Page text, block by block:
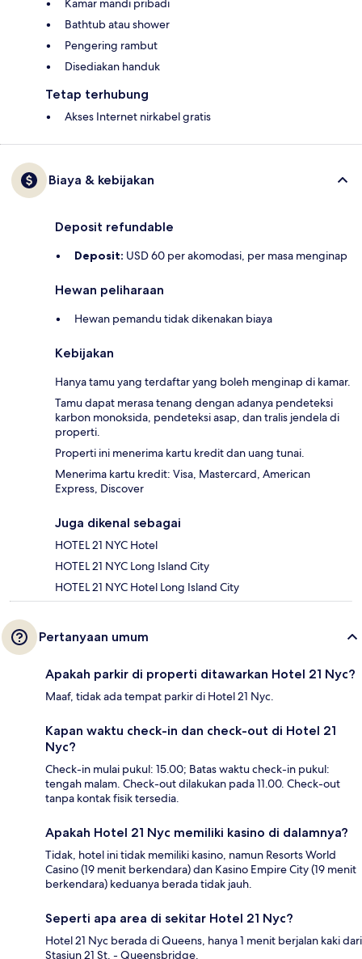
Kamar mandi pribadi
Bathtub atau shower
Pengering rambut
Disediakan handuk
Tetap terhubung
Akses Internet nirkabel gratis
Biaya & kebijakan
Deposit refundable
Deposit: USD 60 per akomodasi, per masa menginap
Hewan peliharaan
Hewan pemandu tidak dikenakan biaya
Kebijakan
Hanya tamu yang terdaftar yang boleh menginap di kamar.
Tamu dapat merasa tenang dengan adanya pendeteksi
karbon monoksida, pendeteksi asap, dan tralis jendela di
properti.
Properti ini menerima kartu kredit dan uang tunai.
Menerima kartu kredit: Visa, Mastercard, American
Express, Discover
Juga dikenal sebagai
HOTEL 21 NYC Hotel
HOTEL 21 NYC Long Island City
HOTEL 21 NYC Hotel Long Island City
Pertanyaan umum
Apakah parkir di properti ditawarkan Hotel 21 Nyc?
Maaf, tidak ada tempat parkir di Hotel 21 Nyc.
Kapan waktu check-in dan check-out di Hotel 21
Nyc?
Check-in mulai pukul: 15.00; Batas waktu check-in pukul:
tengah malam. Check-out dilakukan pada 11.00. Check-out
tanpa kontak fisik tersedia.
Apakah Hotel 21 Nyc memiliki kasino di dalamnya?
Tidak, hotel ini tidak memiliki kasino, namun Resorts World
Casino (19 menit berkendara) dan Kasino Empire City (19 menit
berkendara) keduanya berada tidak jauh.
Seperti apa area di sekitar Hotel 21 Nyc?
Hotel 21 Nyc berada di Queens, hanya 1 menit berjalan kaki dari
Stasiun 21 St. - Queensbridge.